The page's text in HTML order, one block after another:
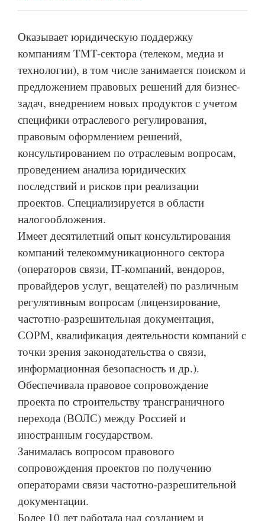
Оказывает юридическую поддержку
компаниям TMT-сектора (телеком, медиа и
технологии), в том числе занимается поиском и
предложением правовых решений для бизнес-
задач, внедрением новых продуктов с учетом
специфики отраслевого регулирования,
правовым оформлением решений,
консультированием по отраслевым вопросам,
проведением анализа юридических
последствий и рисков при реализации
проектов. Специализируется в области
налогообложения.
Имеет десятилетний опыт консультирования
компаний телекоммуникационного сектора
(операторов связи, IT-компаний, вендоров,
провайдеров услуг, вещателей) по различным
регулятивным вопросам (лицензирование,
частотно-разрешительная документация,
СОРМ, квалификация деятельности компаний с
точки зрения законодательства о связи,
информационная безопасность и др.).
Обеспечивала правовое сопровождение
проекта по строительству трансграничного
перехода (ВОЛС) между Россией и
иностранным государством.
Занималась вопросом правового
сопровождения проектов по получению
операторами связи частотно-разрешительной
документации.
Более 10 лет работала над созданием и